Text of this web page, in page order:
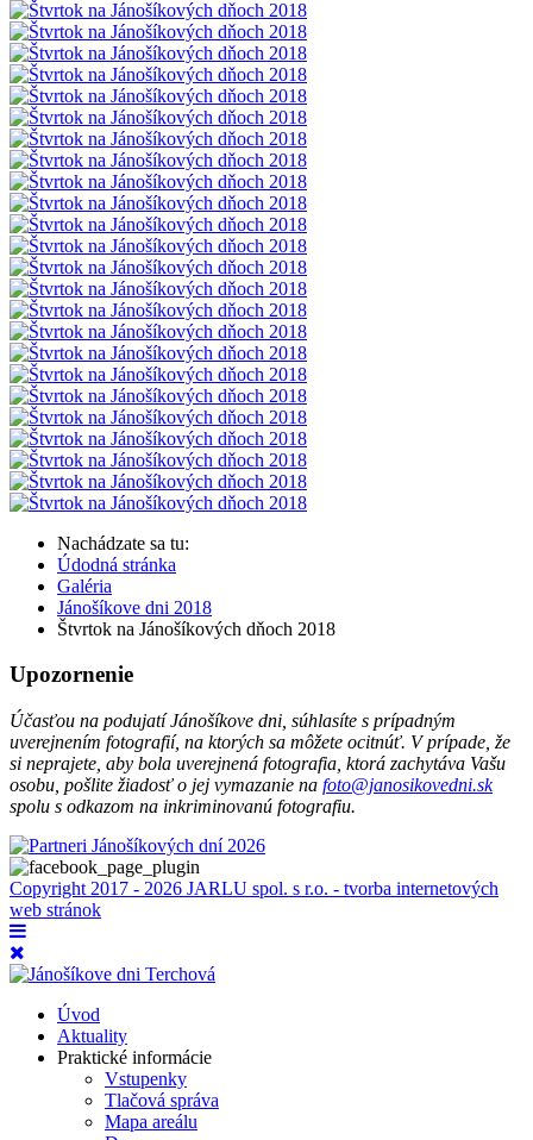
Nachádzate sa tu:
Údodná stránka
Galéria
Jánošíkove dni 2018
Štvrtok na Jánošíkových dňoch 2018
Upozornenie
Účasťou na podujatí Jánošíkove dni, súhlasíte s prípadným
uverejnením fotografií, na ktorých sa môžete ocitnúť. V prípade, že
si neprajete, aby bola uverejnená fotografia, ktorá zachytáva Vašu
osobu, pošlite žiadosť o jej vymazanie na foto@janosikovedni.sk
spolu s odkazom na inkriminovanú fotografiu.
Copyright 2017 - 2026 JARLU spol. s r.o. - tvorba internetových
web stránok
Úvod
Aktuality
Praktické informácie
Vstupenky
Tlačová správa
Mapa areálu